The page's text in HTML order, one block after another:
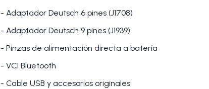
- Adaptador Deutsch 6 pines (J1708)
- Adaptador Deutsch 9 pines (J1939)
- Pinzas de alimentación directa a batería
- VCI Bluetooth
- Cable USB y accesorios originales